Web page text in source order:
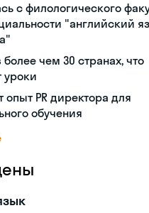
с филологического
"английский
более чем 30 странах, что
уроки
опыт PR директора для
обучения